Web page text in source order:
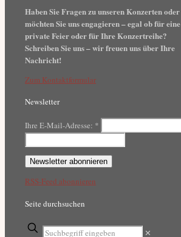
Haben Sie Fragen zu unseren Konzerten oder
möchten Sie uns engagieren – egal ob für eine
private Feier oder für Ihre Konzertreihe?
Schreiben Sie uns – wir freuen uns über Ihre
Nachricht!
Zum Kontaktformular
Newsletter
Ihre E-Mail-Adresse: *
RSS-Feed abonnieren
Seite durchsuchen
✕